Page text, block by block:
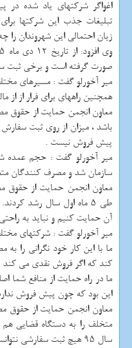
اغواگر شركتهای یاد شده
تبلیغات جذب این شركتها
زیان احتمالی این شهروندان را
وی افزود: از تاریخ 12 دی ماه 95 ثبت سفارش برای نمایندگان رسمی
صورت گرفته است و برخی ثبت
میر آخورلو گفت : مسیرهای
همچنین راههای برای فرار از از
معاون انجمن حمایت از حقوق
باشد ، میزان از روی ثبت
پیش فروش نیست .
میر آخورلو گفت : حجم عمده
سازمان شد و مصرف كنندگان
معاون انجمن حمایت از حقوق
طی 5 ماه اول سال رشد كردند. وقتی
آن حمایت كنیم و نباید به راحتی
میر آخورلو گفت : شركتهای
ما با این كار خود نگرانی را
كند كه اگر فروش نقدی می كند
ما در راه حمایت از منافع شما
این بود كه چون پیش فروش
معاون انجمن حمایت از حقوق
سال 95 هیچ ثبت سفارشی نتوانسته بگیرد.